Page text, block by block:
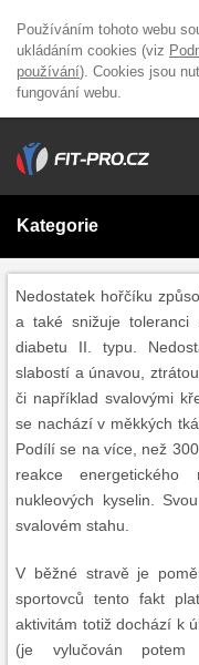
Používáním tohoto webu
ukládáním cookies (viz
používání). Cookies jsou
fungování webu.
GDPR
Kariéra
Magazín
Přihlášení
Kategorie
AKCE
Doplňky stravy
OUTLET OBLEČENÍ
Značky
Nedostatek hořčíku
a také snižuje toleranci
diabetu II. typu.
slabostí a únavou,
či například svalovými
se nachází v měkkých
Podílí se na více, než
reakce
nukleových kyselin.
svalovém stahu.
V běžné stravě je
sportovců tento fakt
aktivitám totiž dochází k
(je vylučován